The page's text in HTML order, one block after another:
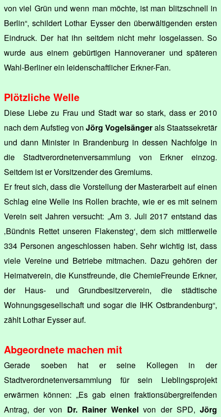
von viel Grün und wenn man möchte, ist man blitzschnell in
Berlin“, schildert Lothar Eysser den überwältigenden ersten
Eindruck. Der hat ihn seitdem nicht mehr losgelassen. So
wurde aus einem gebürtigen Hannoveraner und späteren
Wahl-Berliner ein leidenschaftlicher Erkner-Fan.
Plötzliche Welle
Diese Liebe zu Frau und Stadt war so stark, dass er 2010
nach dem Aufstieg von Jörg Vogelsängerals Staatssekretär
und dann Minister in Brandenburg in dessen Nachfolge in
die Stadtverordnetenversammlung von Erkner einzog.
Seitdem ist er Vorsitzender des Gremiums.
Er freut sich, dass die Vorstellung der Masterarbeit auf einen
Schlag eine Welle ins Rollen brachte, wie er es mit seinem
Verein seit Jahren versucht: „Am 3. Juli 2017 entstand das
‚Bündnis Rettet unseren Flakensteg‘, dem sich mittlerweile
334 Personen angeschlossen haben. Sehr wichtig ist, dass
viele Vereine und Betriebe mitmachen. Dazu gehören der
Heimatverein, die Kunstfreunde, die ChemieFreunde Erkner,
der Haus- und Grundbesitzerverein, die städtische
Wohnungsgesellschaft und sogar die IHK Ostbrandenburg“,
zählt Lothar Eysser auf.
Abgeordnete machen mit
Gerade soeben hat er seine Kollegen in der
Stadtverordnetenversammlung für sein Lieblingsprojekt
erwärmen können: „Es gab einen fraktionsübergreifenden
Antrag, der von Dr. Rainer Wenkel von der SPD,Jörg